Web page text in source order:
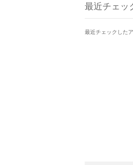
最近チェッ
最近チェックした